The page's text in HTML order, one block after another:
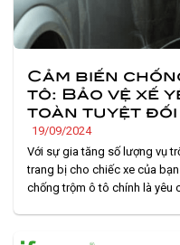
Cảm biến
tô: Bảo vệ xế
toàn tuyệt đối
19/09/2024
Với sự gia tăng số lượng vụ
trang bị cho chiếc xe của
chống trộm ô tô chính là yêu